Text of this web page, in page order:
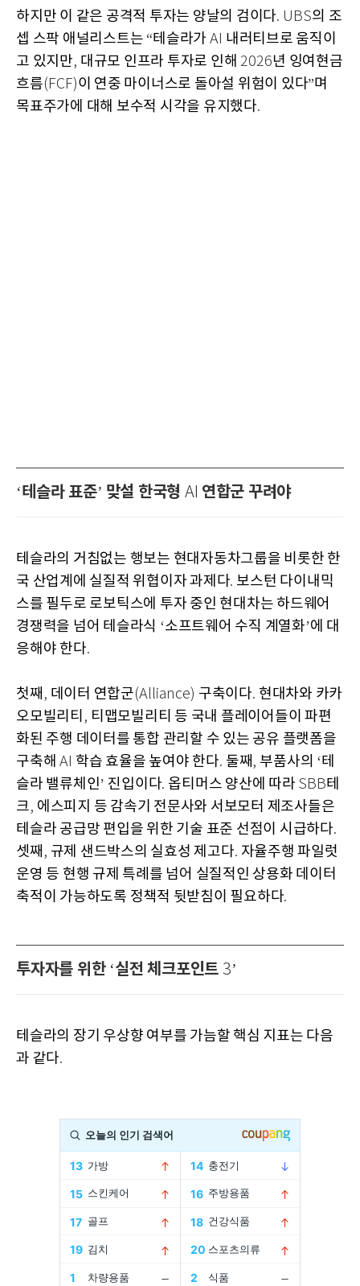
하지만 이 같은 공격적 투자는 양날의 검이다. UBS의 조
셉 스팍 애널리스트는 “테슬라가 AI 내러티브로 움직이
고 있지만, 대규모 인프라 투자로 인해 2026년 잉여현금
흐름(FCF)이 연중 마이너스로 돌아설 위험이 있다”며
목표주가에 대해 보수적 시각을 유지했다.
‘테슬라 표준’ 맞설 한국형 AI 연합군 꾸려야
테슬라의 거침없는 행보는 현대자동차그룹을 비롯한 한
국 산업계에 실질적 위협이자 과제다. 보스턴 다이내믹
스를 필두로 로보틱스에 투자 중인 현대차는 하드웨어
경쟁력을 넘어 테슬라식 ‘소프트웨어 수직 계열화’에 대
응해야 한다.
첫째 , 데이터 연합군(Alliance) 구축이다. 현대차와 카카
오모빌리티 , 티맵모빌리티 등 국내 플레이어들이 파편
화된 주행 데이터를 통합 관리할 수 있는 공유 플랫폼을
구축해 AI 학습 효율을 높여야 한다. 둘째, 부품사의 ‘테
슬라 밸류체인’ 진입이다. 옵티머스 양산에 따라 SBB테
크, 에스피지 등 감속기 전문사와 서보모터 제조사들은
테슬라 공급망 편입을 위한 기술 표준 선점이 시급하다.
셋째 , 규제 샌드박스의 실효성 제고다. 자율주행 파일럿
운영 등 현행 규제 특례를 넘어 실질적인 상용화 데이터
축적이 가능하도록 정책적 뒷받침이 필요하다.
투자자를 위한 ‘실전 체크포인트 3’
테슬라의 장기 우상향 여부를 가늠할 핵심 지표는 다음
과 같다.